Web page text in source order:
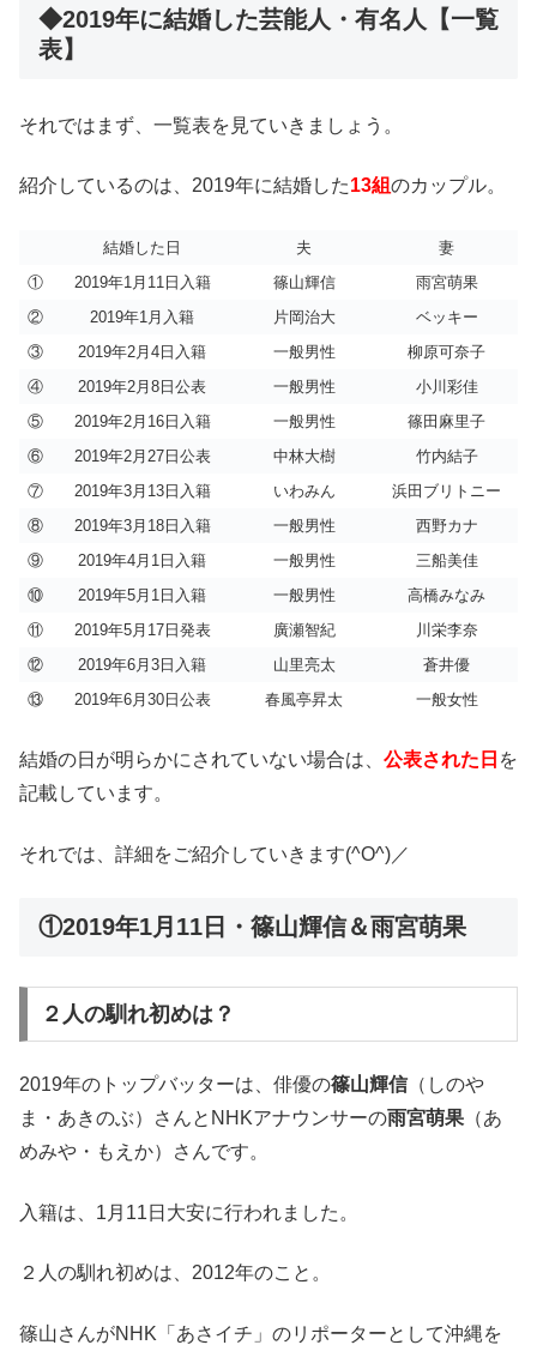
◆2019年に結婚した芸能人・有名人【一覧
表】
それではまず、一覧表を見ていきましょう。
紹介しているのは、2019年に結婚した13組のカップル。
結婚した日 夫
妻
①
2019年1月11日入籍 篠山輝信
雨宮萌果
②
2019年1月入籍 片岡治大
ベッキー
③
2019年2月4日入籍 一般男性
柳原可奈子
④
2019年2月8日公表 一般男性
小川彩佳
⑤
2019年2月16日入籍 一般男性
篠田麻里子
⑥
2019年2月27日公表 中林大樹
竹内結子
⑦
2019年3月13日入籍 いわみん
浜田ブリトニー
⑧
2019年3月18日入籍 一般男性
西野カナ
⑨
2019年4月1日入籍 一般男性
三船美佳
⑩
2019年5月1日入籍 一般男性
高橋みなみ
⑪
2019年5月17日発表 廣瀬智紀
川栄李奈
⑫
2019年6月3日入籍 山里亮太
蒼井優
⑬
2019年6月30日公表 春風亭昇太 一般女性
結婚の日が明らかにされていない場合は、 公表された 日 を
記載しています。
それでは、詳細をご紹介していきます(^O^)／
①2019年1月11日・篠山輝信＆雨宮萌果
２人の馴れ初めは？
2019年のトップバッターは、俳優の篠山輝信（しのや
ま・あきのぶ）さんとNHKアナウンサーの雨宮萌果 （あ
めみや・もえか）さんです。
入籍は、1月11日大安に行われました。
２人の馴れ初めは、2012年のこと。
篠山さんがNHK「あさイチ」のリポーターとして沖縄を